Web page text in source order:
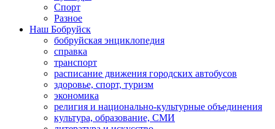
Спорт
Разное
Наш Бобруйск
бобруйская энциклопедия
справка
транспорт
расписание движения городских автобусов
здоровье, спорт, туризм
экономика
религия и национально-культурные объединения
культура, образование, СМИ